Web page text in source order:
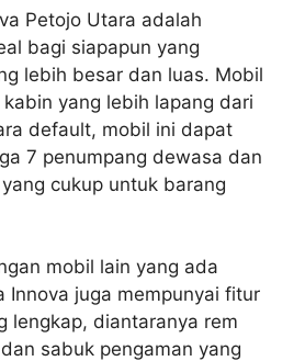
Petojo Utara adalah
bagi siapapun yang
lebih besar dan luas. Mobil
yang lebih lapang dari
default, mobil ini dapat
7 penumpang dewasa dan
cukup untuk barang
mobil lain yang ada
Innova juga mempunyai fitur
lengkap, diantaranya rem
sabuk pengaman yang